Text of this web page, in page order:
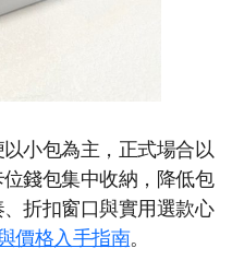
小包為主，正式場合以
錢包集中收納，降低包
折扣窗口與實用選款心
價格入手指南。